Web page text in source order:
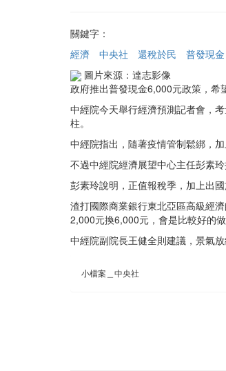
關鍵字：
經濟
中央社 還稅於民 普發現金
圖片來源：達志影像
政府推出普發現金6,000元政策，希
中經院今天舉行經濟預測記者會，
柱。
中經院指出，隨著疫情管制鬆綁，
不過中經院經濟展望中心主任彭素
彭素玲說明，正值報稅季，加上出
渣打國際商業銀行東北亞區高級經
2,000元換6,000元，會是比較好的做
中經院副院長王健全則建議，景氣
小檔案＿中央社